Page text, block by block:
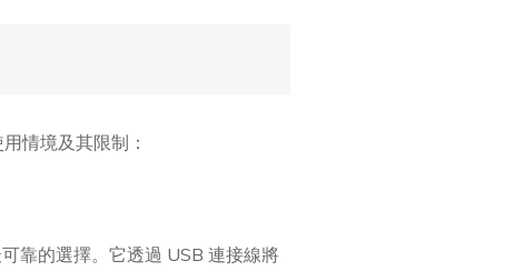
情境及其限制：
靠的選擇。它透過 USB 連接線將